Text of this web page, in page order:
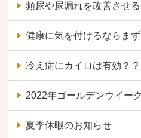
頻尿や尿漏れを改善させる
健康に気を付けるならま
冷え症にカイロは有効？？
2022年ゴールデンウイー
夏季休暇のお知らせ